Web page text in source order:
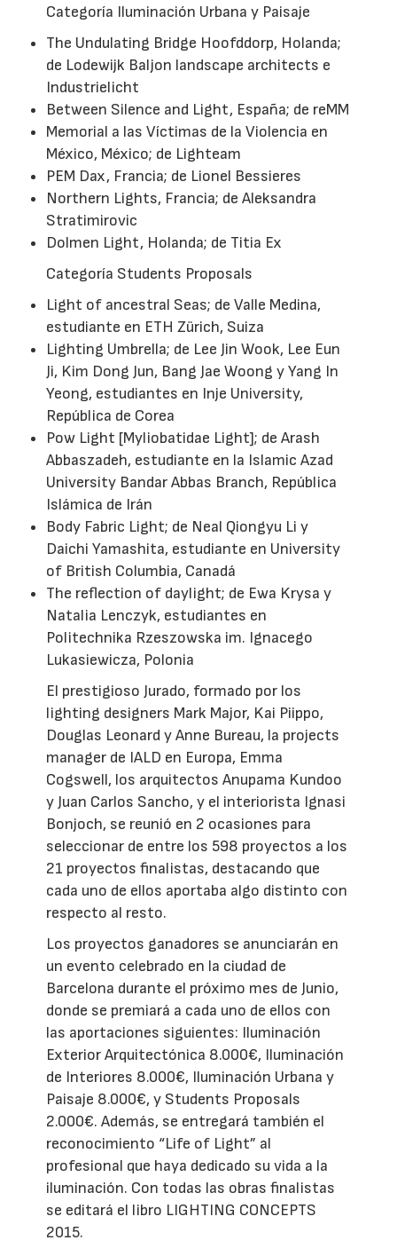
Categoría Iluminación Urbana y Paisaje
The Undulating Bridge Hoofddorp, Holanda;
de Lodewijk Baljon landscape architects e
Industrielicht
Between Silence and Light, España; de reMM
Memorial a las Víctimas de la Violencia en
México, México; de Lighteam
PEM Dax, Francia; de Lionel Bessieres
Northern Lights, Francia; de Aleksandra
Stratimirovic
Dolmen Light, Holanda; de Titia Ex
Categoría Students Proposals
Light of ancestral Seas; de Valle Medina,
estudiante en ETH Zürich, Suiza
Lighting Umbrella; de Lee Jin Wook, Lee Eun
Ji, Kim Dong Jun, Bang Jae Woong y Yang In
Yeong, estudiantes en Inje University,
República de Corea
Pow Light [Myliobatidae Light]; de Arash
Abbaszadeh, estudiante en la Islamic Azad
University Bandar Abbas Branch, República
Islámica de Irán
Body Fabric Light; de Neal Qiongyu Li y
Daichi Yamashita, estudiante en University
of British Columbia, Canadá
The reflection of daylight; de Ewa Krysa y
Natalia Lenczyk, estudiantes en
Politechnika Rzeszowska im. Ignacego
Lukasiewicza, Polonia
El prestigioso Jurado, formado por los
lighting designers Mark Major, Kai Piippo,
Douglas Leonard y Anne Bureau, la projects
manager de IALD en Europa, Emma
Cogswell, los arquitectos Anupama Kundoo
y Juan Carlos Sancho, y el interiorista Ignasi
Bonjoch, se reunió en 2 ocasiones para
seleccionar de entre los 598 proyectos a los
21 proyectos finalistas, destacando que
cada uno de ellos aportaba algo distinto con
respecto al resto.
Los proyectos ganadores se anunciarán en
un evento celebrado en la ciudad de
Barcelona durante el próximo mes de Junio,
donde se premiará a cada uno de ellos con
las aportaciones siguientes: Iluminación
Exterior Arquitectónica 8.000€, Iluminación
de Interiores 8.000€, Iluminación Urbana y
Paisaje 8.000€, y Students Proposals
2.000€. Además, se entregará también el
reconocimiento “Life of Light” al
profesional que haya dedicado su vida a la
iluminación. Con todas las obras finalistas
se editará el libro LIGHTING CONCEPTS
2015.